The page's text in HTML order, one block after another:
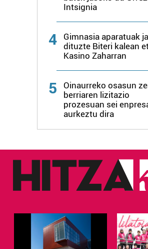
datuen atalean. Edozein unetan alda
zure baimena Cookieen
Webgune honek cookie propioak eta
fitxategiak erabiltzen ditu. Zure
zerbitzuak hobetzeko asmoz, cookie
baliatzen gara. Ohar hau onartuz gero,
erabiltzeko baimen esplizitua ematen
Intsignia
4
Gimnasia aparatuak
dituzte Biteri kalean
Kasino Zaharran
5
Oinaurreko osasun
berriaren lizitazio
prozesuan sei
aurkeztu dira